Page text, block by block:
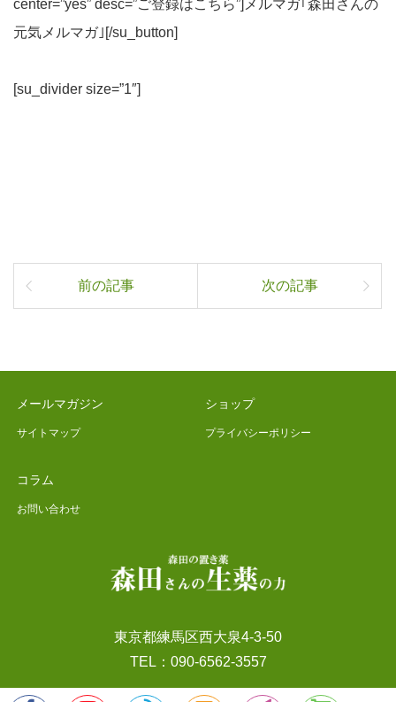
center=”yes” desc=”ご登録はこちら”]メルマガ｢森田さんの
元気メルマガ｣[/su_button]
[su_divider size=”1″]
前の記事 次の記事
メールマガジン
サイトマップ
ショップ
プライバシーポリシー
コラム
お問い合わせ
東京都練馬区西大泉4-3-50
TEL：090-6562-3557